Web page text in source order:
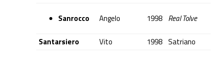
Sanrocco Angelo 1998 Real Tolve
Santarsiero Vito 1998 Satriano